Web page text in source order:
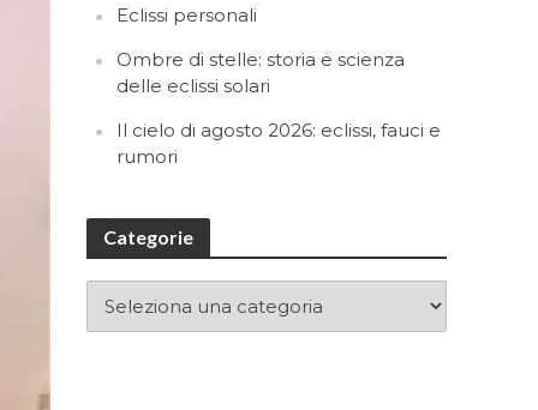
Eclissi personali
Ombre di stelle: storia e scienza
delle eclissi solari
Il cielo di agosto 2026: eclissi, fauci e
rumori
Categorie